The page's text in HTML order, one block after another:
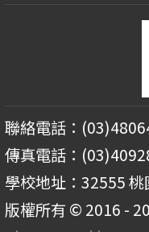
聯絡電話：
傳真電話：
學校地址：32555
版權所有 © 2016 -